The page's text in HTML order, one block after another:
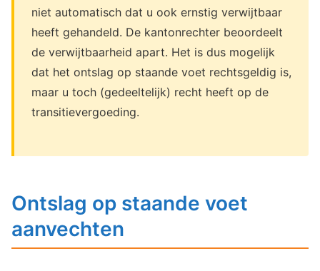
niet automatisch dat u ook ernstig verwijtbaar
heeft gehandeld. De kantonrechter beoordeelt
de verwijtbaarheid apart. Het is dus mogelijk
dat het ontslag op staande voet rechtsgeldig is,
maar u toch (gedeeltelijk) recht heeft op de
transitievergoeding.
Ontslag op staande voet
aanvechten